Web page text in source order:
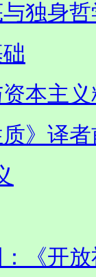
独身哲
本主
》译
《开